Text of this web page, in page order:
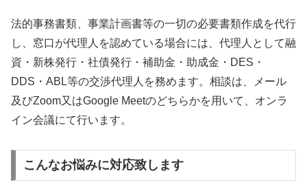
法的事務書類、事業計画書等の一切の必要書類作成を代行
し、窓口が代理人を認めている場合には、代理人として融
資・新株発行・社債発行・補助金・助成金・DES・
DDS・ABL等の交渉代理人を務めます。相談は、メール
及びZoom又はGoogle Meetのどちらかを用いて、オンラ
イン会議にて行います。
こんなお悩みに対応致します